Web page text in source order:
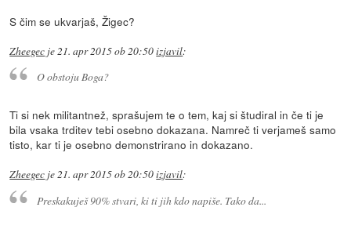
S čim se ukvarjaš, Žigec?
Zheegec je21. apr 2015 ob 20:50izjavil:
O obstoju Boga?
Ti si nek militantnež, sprašujem te o tem, kaj si študiral in če ti je
bila vsaka trditev tebi osebno dokazana. Namreč ti verjameš samo
tisto, kar ti je osebno demonstrirano in dokazano.
Zheegec je21. apr 2015 ob 20:50izjavil:
Preskakuješ 90% stvari, ki ti jih kdo napiše. Tako da...